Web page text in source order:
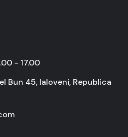
- 17.00
Bun 45, Ialoveni, Republica